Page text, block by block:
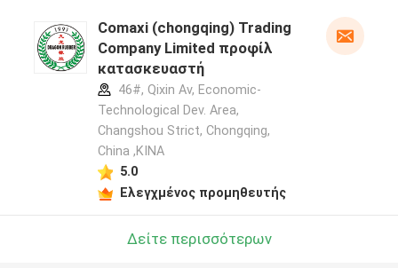
Comaxi (chongqing) Trading
Company Limited προφίλ
κατασκευαστή
46#, Qixin Av, Economic-
Technological Dev. Area,
Changshou Strict, Chongqing,
China ,ΚΙΝΑ
5.0
Ελεγχμένος προμηθευτής
Δείτε περισσότερων